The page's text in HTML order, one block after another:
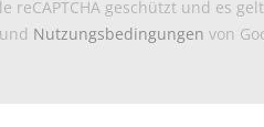
reCAPTCHA geschützt und es
und Nutzungsbedingungen von